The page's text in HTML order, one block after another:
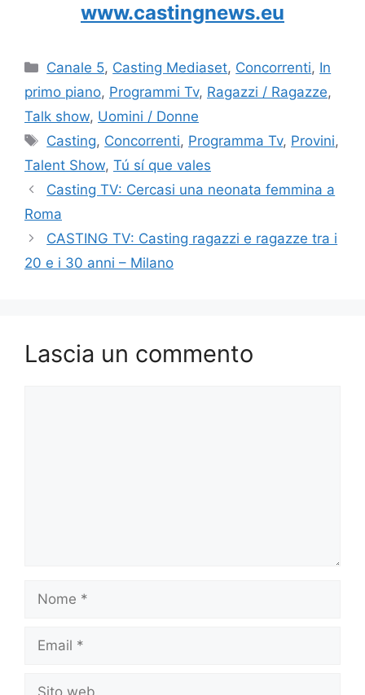
www.castingnews.eu
Categorie
Canale 5, Casting Mediaset, Concorrenti, In
primo piano, Programmi Tv, Ragazzi / Ragazze,
Talk show, Uomini / Donne
Tag
Casting, Concorrenti, Programma Tv, Provini,
Talent Show, Tú sí que vales
Casting TV: Cercasi una neonata femmina a
Roma
CASTING TV: Casting ragazzi e ragazze tra i
20 e i 30 anni – Milano
Lascia un commento
Nome
Email
Sito